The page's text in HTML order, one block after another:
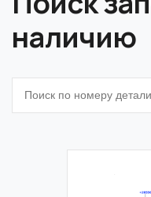
наличию